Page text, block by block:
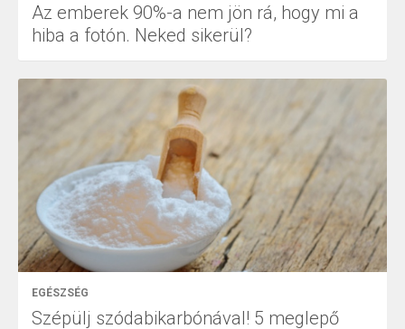
Az emberek 90%-a nem jön rá, hogy mi a
hiba a fotón. Neked sikerül?
EGÉSZSÉG
Szépülj szódabikarbónával! 5 meglepő